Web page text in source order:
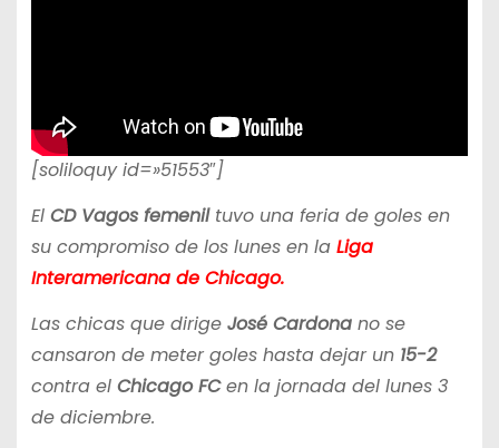
[soliloquy id=»51553″]
El CD Vagos femeniltuvo una feria de goles en
su compromiso de los lunes en la Liga
Interamericana de Chicago.
Las chicas que dirige José Cardonano se
cansaron de meter goles hasta dejar un 15-2
contra el Chicago FCen la jornada del lunes 3
de diciembre.